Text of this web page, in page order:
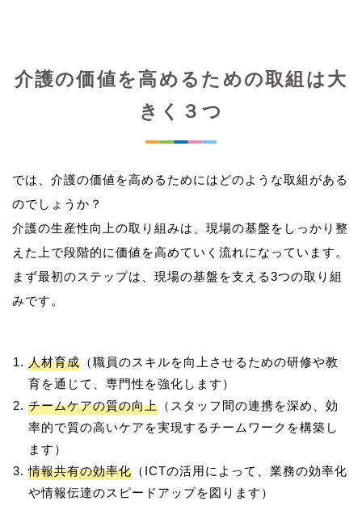
介護の価値を高めるための取組は大
きく３つ
では、介護の価値を高めるためにはどのような取組がある
のでしょうか？
介護の生産性向上の取り組みは、現場の基盤をしっかり整
えた上で段階的に価値を高めていく流れになっています。
まず最初のステップは、現場の基盤を支える3つの取り組
人材育成 （職員のスキルを向上させるための研修や教
育を通じて、専門性を強化します）
チームケアの質の向上 （スタッフ間の連携を深め、効
率的で質の高いケアを実現するチームワークを構築し
ます）
情報共有の効率化 （ICTの活用によって、業務の効率化
や情報伝達のスピードアップを図ります）